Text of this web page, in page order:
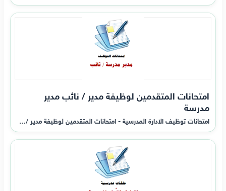
امتحانات المتقدمين لوظيفة مدير / نائب مدير
مدرسة
امتحانات توظيف الادارة المدرسية - امتحانات المتقدمين لوظيفة مدير /…